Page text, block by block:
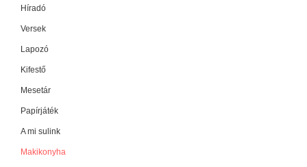
Híradó
Versek
Lapozó
Kifestő
Mesetár
Papírjáték
A mi sulink
Makikonyha